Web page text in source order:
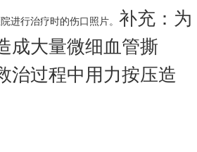
进行治疗时的伤口照片。 补充：为
成大量微细血管撕
治过程中用力按压造